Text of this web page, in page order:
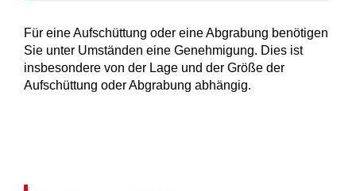
Für eine Aufschüttung oder eine Abgrabung benötigen
Sie unter Umständen eine Genehmigung. Dies ist
insbesondere von der Lage und der Größe der
Aufschüttung oder Abgrabung abhängig.